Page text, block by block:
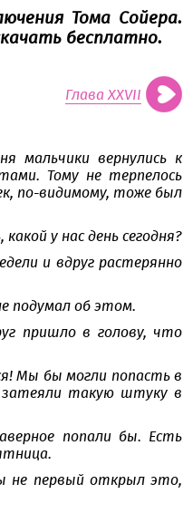
Тома Сойера.
бесплатно.
Глава XXVII
мальчики вернулись к
Тому не терпелось
по-видимому, тоже был
у нас день сегодня?
и вдруг растерянно
подумал об этом.
пришло в голову, что
Мы бы могли попасть в
затеяли такую штуку в
попали бы. Есть
не первый открыл это,